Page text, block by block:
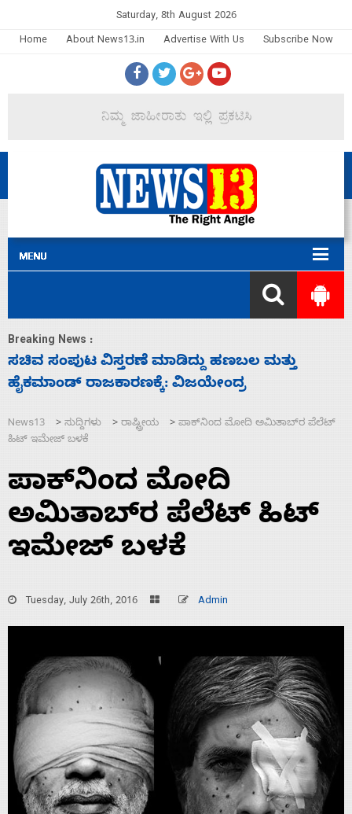
Saturday, 8th August 2026
Home
About News13.in Advertise With Us Subscribe Now
Breaking News :
‘ಕಳೆದ 3-4 ವರ್ಷಗಳಲ್ಲಿ 40 ಲಷ್ಕರ್ ಸದಸ್ಯರನ್ನು
ಮುಗಿಸಿದೆ ಭಾರತ
News13 > ಸುದ್ದಿಗಳು > ರಾಷ್ಟ್ರೀಯ > ಪಾಕ್‌ನಿಂದ ಮೋದಿ ಅಮಿತಾಬ್‌ರ ಪೆಲೆಟ್
ಹಿಟ್ ಇಮೇಜ್ ಬಳಕೆ
ಪಾಕ್‌ನಿಂದ ಮೋದಿ
ಅಮಿತಾಬ್‌ರ ಪೆಲೆಟ್ ಹಿಟ್
ಇಮೇಜ್ ಬಳಕೆ
Tuesday, July 26th, 2016 Admin